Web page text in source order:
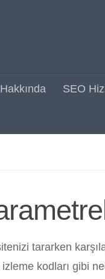
SEO
tararken
kodları gibi